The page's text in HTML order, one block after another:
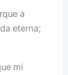
a
eterna;
mi